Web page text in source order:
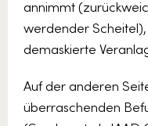
annimmt
werdender
demaskierte
Auf der anderen
überraschenden